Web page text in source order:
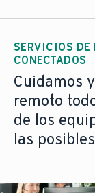
SERVICIOS DE
CONECTADOS
Cuidamos
remoto
de los
las